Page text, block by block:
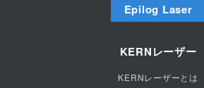
Epilog Laser
製品一覧
オプションアクセサリー
KERNレーザー
KERNレーザーとは